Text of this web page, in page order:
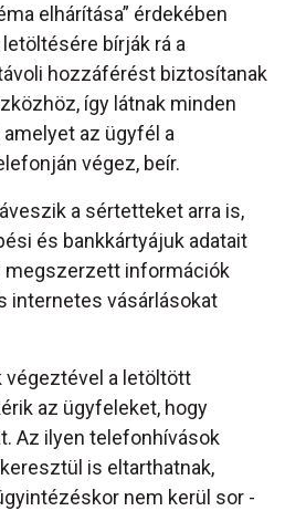
elhárítása” érdekében
bírják rá a
hozzáférést biztosítanak
így látnak minden
amelyet az ügyfél a
végez, beír.
a sértetteket arra is,
és bankkártyájuk adatait
megszerzett információk
internetes vásárlásokat
végeztével a letöltött
az ügyfeleket, hogy
Az ilyen telefonhívások
is eltarthatnak,
nem kerül sor -